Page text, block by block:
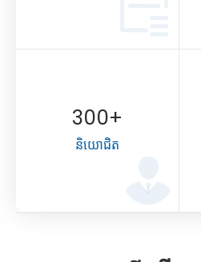
300+
និយោជិត